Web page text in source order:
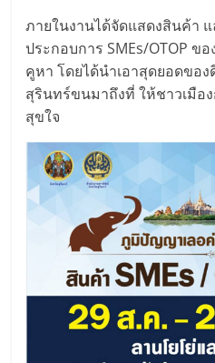
แฟ
รน
ไชส์,
ที่
ปรึกษา
แฟ
ภายในงานได้จัดแสดงสินค้า
ประกอบการ SMEs/OTOP ข
คูหา โดยได้นำเอาสุดยอดขอ
สุรินทร์ขนมาถึงที่ ให้ชาวเมือ
สุขใจ